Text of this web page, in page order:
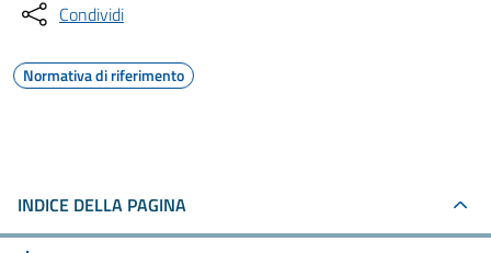
Condividi
Normativa di riferimento
INDICE DELLA PAGINA